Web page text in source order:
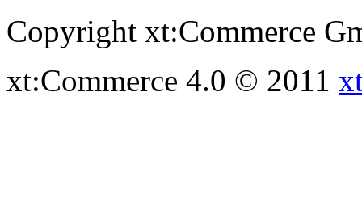
Copyright xt:Commerce
xt:Commerce 4.0 © 2011